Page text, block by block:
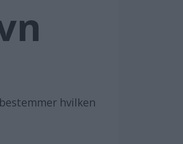
hvilken